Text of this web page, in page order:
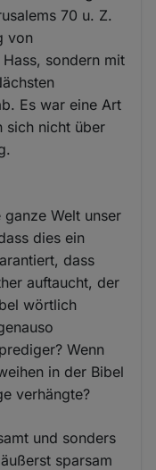
70 u. Z.
von
sondern mit
Es war eine Art
sich nicht über
Welt unser
dies ein
dass
auftaucht, der
wörtlich
Wenn
in der Bibel
verhängte?
und sonders
sparsam